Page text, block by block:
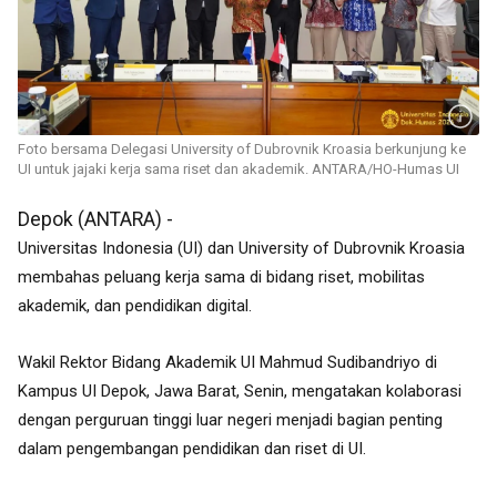
Foto bersama Delegasi University of Dubrovnik Kroasia berkunjung ke
UI untuk jajaki kerja sama riset dan akademik. ANTARA/HO-Humas UI
Depok (ANTARA) -
Universitas Indonesia (UI) dan University of Dubrovnik Kroasia
membahas peluang kerja sama di bidang riset, mobilitas
akademik, dan pendidikan digital.
Wakil Rektor Bidang Akademik UI Mahmud Sudibandriyo di
Kampus UI Depok, Jawa Barat, Senin, mengatakan kolaborasi
dengan perguruan tinggi luar negeri menjadi bagian penting
dalam pengembangan pendidikan dan riset di UI.